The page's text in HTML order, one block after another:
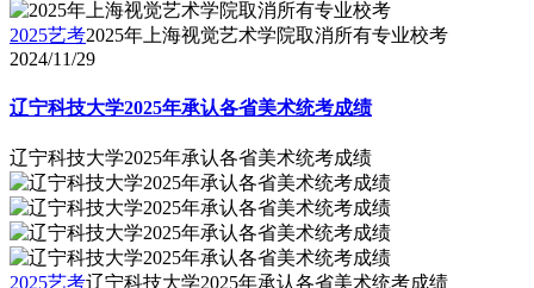
2025艺考2025年上海视觉艺术学院取消所有专业校考
2024/11/29
辽宁科技大学2025年承认各省美术统考成绩
辽宁科技大学2025年承认各省美术统考成绩
2025艺考辽宁科技大学2025年承认各省美术统考成绩